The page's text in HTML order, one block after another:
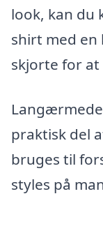
look, kan du
shirt med
skjorte for at
praktisk del
bruges til
styles på